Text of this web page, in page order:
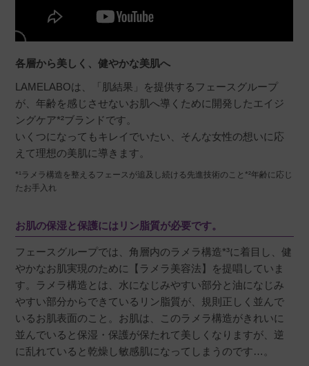
各層から美しく、健やかな美肌へ
LAMELABOは、「肌結果」を提供するフェースグループ
が、年齢を感じさせないお肌へ導くために開発したエイジ
ングケア*²ブランドです。
いくつになってもキレイでいたい、そんな女性の想いに応
えて理想の美肌に導きます。
*¹ラメラ構造を整えるフェースが追及し続ける先進技術のこと*²年齢に応じ
たお手入れ
お肌の保湿と保護にはリン脂質が必要です。
フェースグループでは、角層内のラメラ構造*³に着目し、健
やかなお肌実現のために【ラメラ美容法】を提唱していま
す。ラメラ構造とは、水になじみやすい部分と油になじみ
やすい部分からできているリン脂質が、規則正しく並んで
いるお肌表面のこと。お肌は、このラメラ構造がきれいに
並んでいると保湿・保護が保たれて美しくなりますが、逆
に乱れていると乾燥し敏感肌になってしまうのです…。